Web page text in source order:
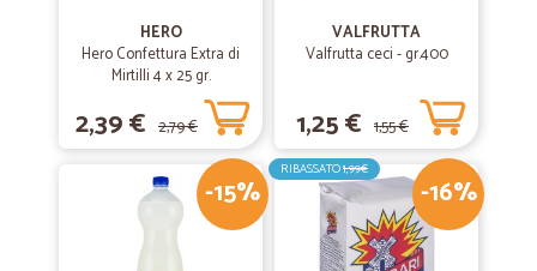
HERO
Hero Confettura Extra di
Mirtilli 4 x 25 gr.
2,39 € 2,79 €
VALFRUTTA
Valfrutta ceci - gr.400
1,25 € 1,55 €
-15% -16%
RIBASSATO1,99€